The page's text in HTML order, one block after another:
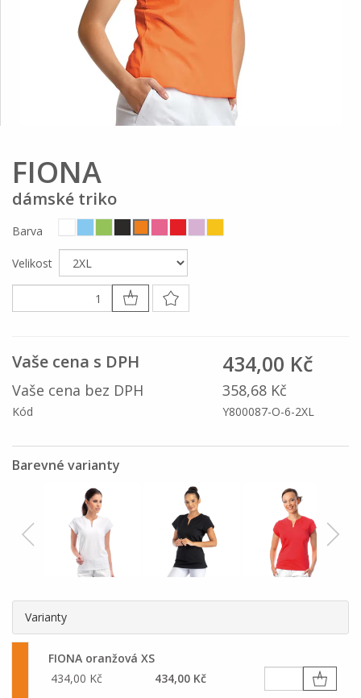
FIONA
dámské triko
Barva
Velikost
Vaše cena s DPH 434,00 Kč
Vaše cena bez DPH 358,68 Kč
Kód Y800087-O-6-2XL
Barevné varianty
Varianty
FIONA oranžová XS
434,00 Kč
434,00 Kč